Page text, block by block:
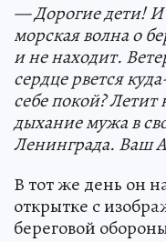
— Дорогие дети! И
морская волна о
и не находит.
сердце рвется
себе покой?
дыхание мужа в
Ленинграда. Ваш
В тот же день он
открытке с
береговой